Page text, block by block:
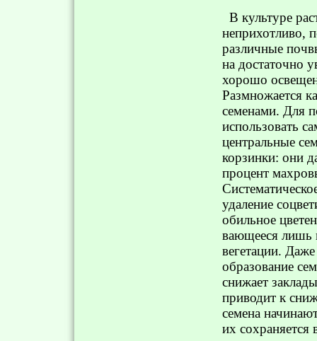
В культуре
неприхотливо,
различные
на достаточно
хорошо
Размножается
семенами. Для
использовать
центральные
корзинки: они
процент
удаление
обильное
вающееся лишь
вегетации.
образование
снижает
приводит к
семена
их сохраняется